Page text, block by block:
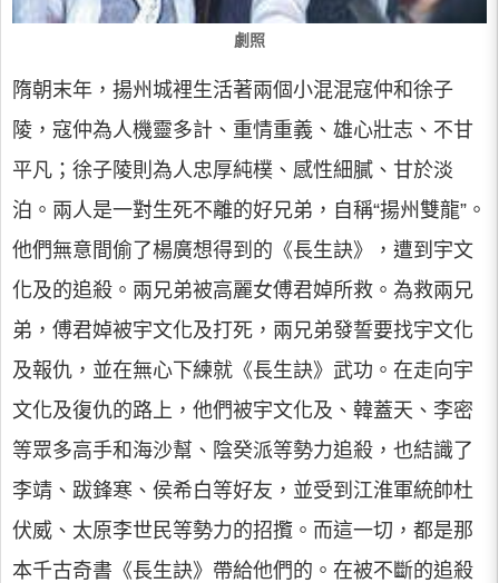
劇照
隋朝末年，揚州城裡生活著兩個小混混寇仲和徐子
陵，寇仲為人機靈多計、重情重義、雄心壯志、不甘
平凡；徐子陵則為人忠厚純樸、感性細膩、甘於淡
泊。兩人是一對生死不離的好兄弟，自稱“揚州雙龍”。
他們無意間偷了楊廣想得到的《長生訣》，遭到宇文
化及的追殺。兩兄弟被高麗女傅君婥所救。為救兩兄
弟，傅君婥被宇文化及打死，兩兄弟發誓要找宇文化
及報仇，並在無心下練就《長生訣》武功。在走向宇
文化及復仇的路上，他們被宇文化及、韓蓋天、李密
等眾多高手和海沙幫、陰癸派等勢力追殺，也結識了
李靖、跋鋒寒、侯希白等好友，並受到江淮軍統帥杜
伏威、太原李世民等勢力的招攬。而這一切，都是那
本千古奇書《長生訣》帶給他們的。在被不斷的追殺